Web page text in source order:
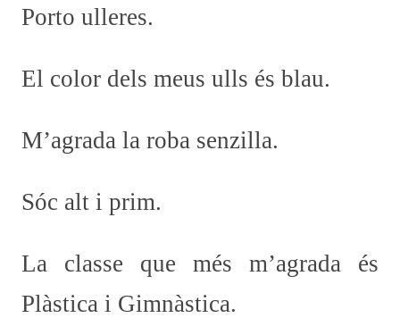
Porto ulleres.
El color dels meus ulls és blau.
M’agrada la roba senzilla.
Sóc alt i prim.
La classe que més m’agrada és
Plàstica i Gimnàstica.